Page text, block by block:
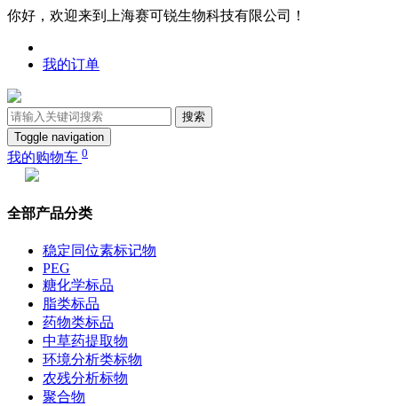
你好，欢迎来到上海赛可锐生物科技有限公司！
我的订单
搜索
Toggle navigation
我的购物车 0
全部产品分类
稳定同位素标记物
PEG
糖化学标品
脂类标品
药物类标品
中草药提取物
环境分析类标物
农残分析标物
聚合物